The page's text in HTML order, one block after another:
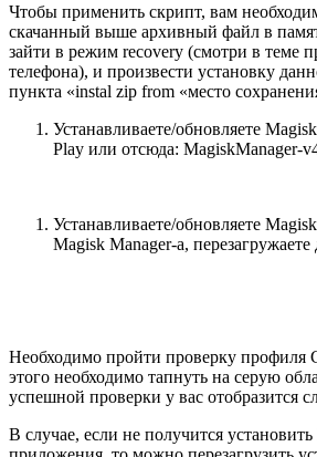
Чтобы применить скрипт, вам
скачанный выше архивный файл в
зайти в режим recovery (смотри в теме
телефона), и произвести установку
пункта «instal zip from «место
Устанавливаете/обновляете
Play или отсюда: MagiskManager-
Устанавливаете/обновляете
Magisk Manager-a, перезагружаете
Необходимо пройти проверку профиля
этого необходимо тапнуть на серую
успешной проверки у вас отобразится
В случае, если не получится